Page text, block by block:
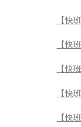
【快
【快
【快
【快
【快